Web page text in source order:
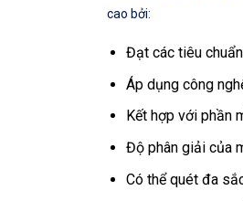
cao bởi:
Đạt các tiêu
Áp dụng công
Kết hợp với phần
Độ phân giải của
Có thể quét đa